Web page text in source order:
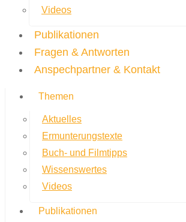
Videos
Publikationen
Fragen & Antworten
Anspechpartner & Kontakt
Themen
Aktuelles
Ermunterungstexte
Buch- und Filmtipps
Wissenswertes
Videos
Publikationen